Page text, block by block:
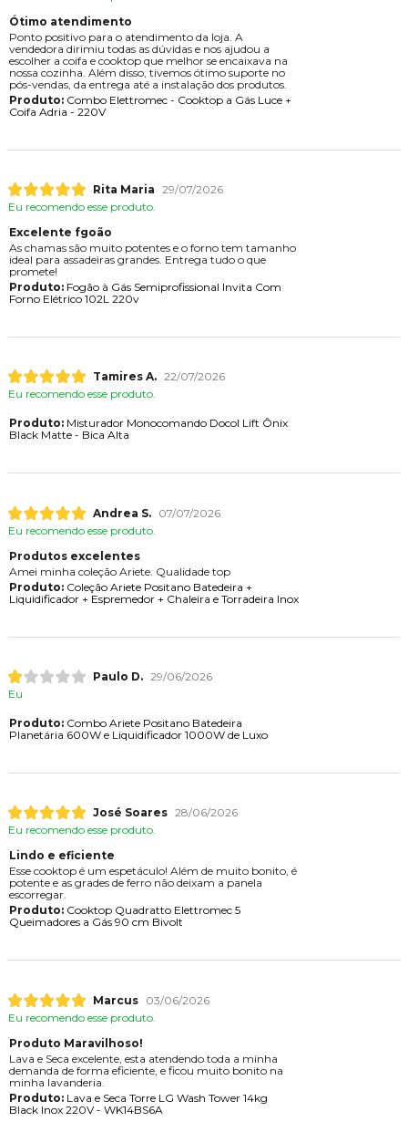
Ótimo atendimento
Ponto positivo para o atendimento da loja. A
vendedora dirimiu todas as dúvidas e nos ajudou a
escolher a coifa e cooktop que melhor se encaixava na
nossa cozinha. Além disso, tivemos ótimo suporte no
pós-vendas, da entrega até a instalação dos produtos.
Produto:Combo Elettromec - Cooktop a Gás Luce +
Coifa Adria - 220V
Rita Maria 29/07/2026
Eu recomendo esse produto.
Excelente fgoão
As chamas são muito potentes e o forno tem tamanho
ideal para assadeiras grandes. Entrega tudo o que
promete!
Produto:Fogão à Gás Semiprofissional Invita Com
Forno Elétrico 102L 220v
Tamires A. 22/07/2026
Eu recomendo esse produto.
Produto:Misturador Monocomando Docol Lift Ônix
Black Matte - Bica Alta
Andrea S.
07/07/2026
Eu recomendo esse produto.
Produtos excelentes
Amei minha coleção Ariete. Qualidade top
Produto:Coleção Ariete Positano Batedeira +
Liquidificador + Espremedor + Chaleira e Torradeira Inox
Paulo D. 29/06/2026
Eu
Produto:Combo Ariete Positano Batedeira
Planetária 600W e Liquidificador 1000W de Luxo
José Soares 28/06/2026
Eu recomendo esse produto.
Lindo e eficiente
Esse cooktop é um espetáculo! Além de muito bonito, é
potente e as grades de ferro não deixam a panela
escorregar.
Produto:Cooktop Quadratto Elettromec 5
Queimadores a Gás 90 cm Bivolt
Marcus
03/06/2026
Eu recomendo esse produto.
Produto Maravilhoso!
Lava e Seca excelente, esta atendendo toda a minha
demanda de forma eficiente, e ficou muito bonito na
minha lavanderia.
Produto:Lava e Seca Torre LG Wash Tower 14kg
Black Inox 220V - WK14BS6A